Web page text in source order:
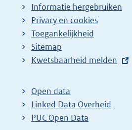
n
a
z
o
k
r
e
Informatie hergebruiken
Privacy en cookies
Toegankelijkheid
Sitemap
E
t
e
r
Kwetsbaarheid melden
Open data
Linked Data Overheid
PUC Open Data